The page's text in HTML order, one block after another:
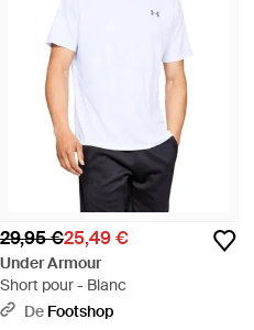
29,95 €25,49 €
Under Armour
Short pour - Blanc
De Footshop